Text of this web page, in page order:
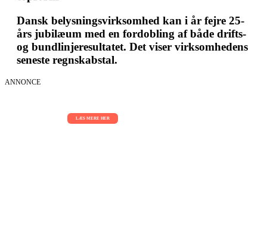
Dansk belysningsvirksomhed kan i år fejre 25-
års jubilæum med en fordobling af både drifts-
og bundlinjeresultatet. Det viser virksomhedens
seneste regnskabstal.
ANNONCE
LÆS MERE HER